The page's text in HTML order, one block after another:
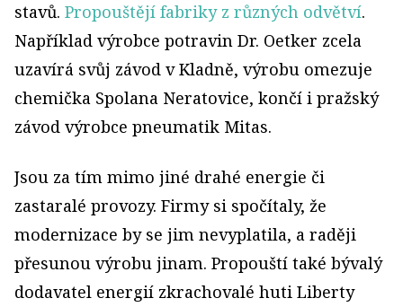
stavů. Propouštějí fabriky z různých odvětví.
Například výrobce potravin Dr. Oetker zcela
uzavírá svůj závod v Kladně, výrobu omezuje
chemička Spolana Neratovice, končí i pražský
závod výrobce pneumatik Mitas.
Jsou za tím mimo jiné drahé energie či
zastaralé provozy. Firmy si spočítaly, že
modernizace by se jim nevyplatila, a raději
přesunou výrobu jinam. Propouští také bývalý
dodavatel energií zkrachovalé huti Liberty